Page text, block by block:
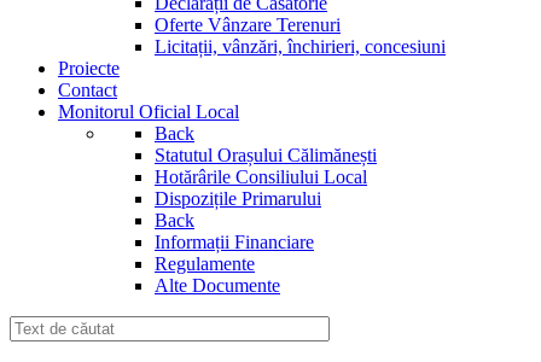
Oferte Vânzare Terenuri
Licitații, vânzări, închirieri, concesiuni
Proiecte
Contact
Monitorul Oficial Local
Back
Statutul Orașului Călimănești
Hotărârile Consiliului Local
Dispozițile Primarului
Back
Informații Financiare
Regulamente
Alte Documente